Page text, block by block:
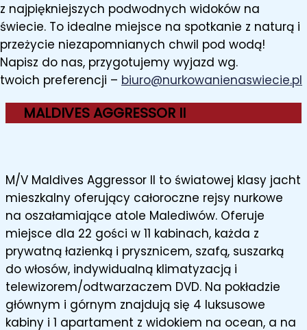
z najpiękniejszych podwodnych widoków na
świecie. To idealne miejsce na spotkanie z naturą i
przeżycie niezapomnianych chwil pod wodą!
Napisz do nas, przygotujemy wyjazd wg.
twoich preferencji – biuro@nurkowanienaswiecie.pl
MALDIVES AGGRESSOR II
M/V Maldives Aggressor II to światowej klasy jacht
mieszkalny oferujący całoroczne rejsy nurkowe
na oszałamiające atole Malediwów. Oferuje
miejsce dla 22 gości w 11 kabinach, każda z
prywatną łazienką i prysznicem, szafą, suszarką
do włosów, indywidualną klimatyzacją i
telewizorem/odtwarzaczem DVD. Na pokładzie
głównym i górnym znajdują się 4 luksusowe
kabiny i 1 apartament z widokiem na ocean, a na